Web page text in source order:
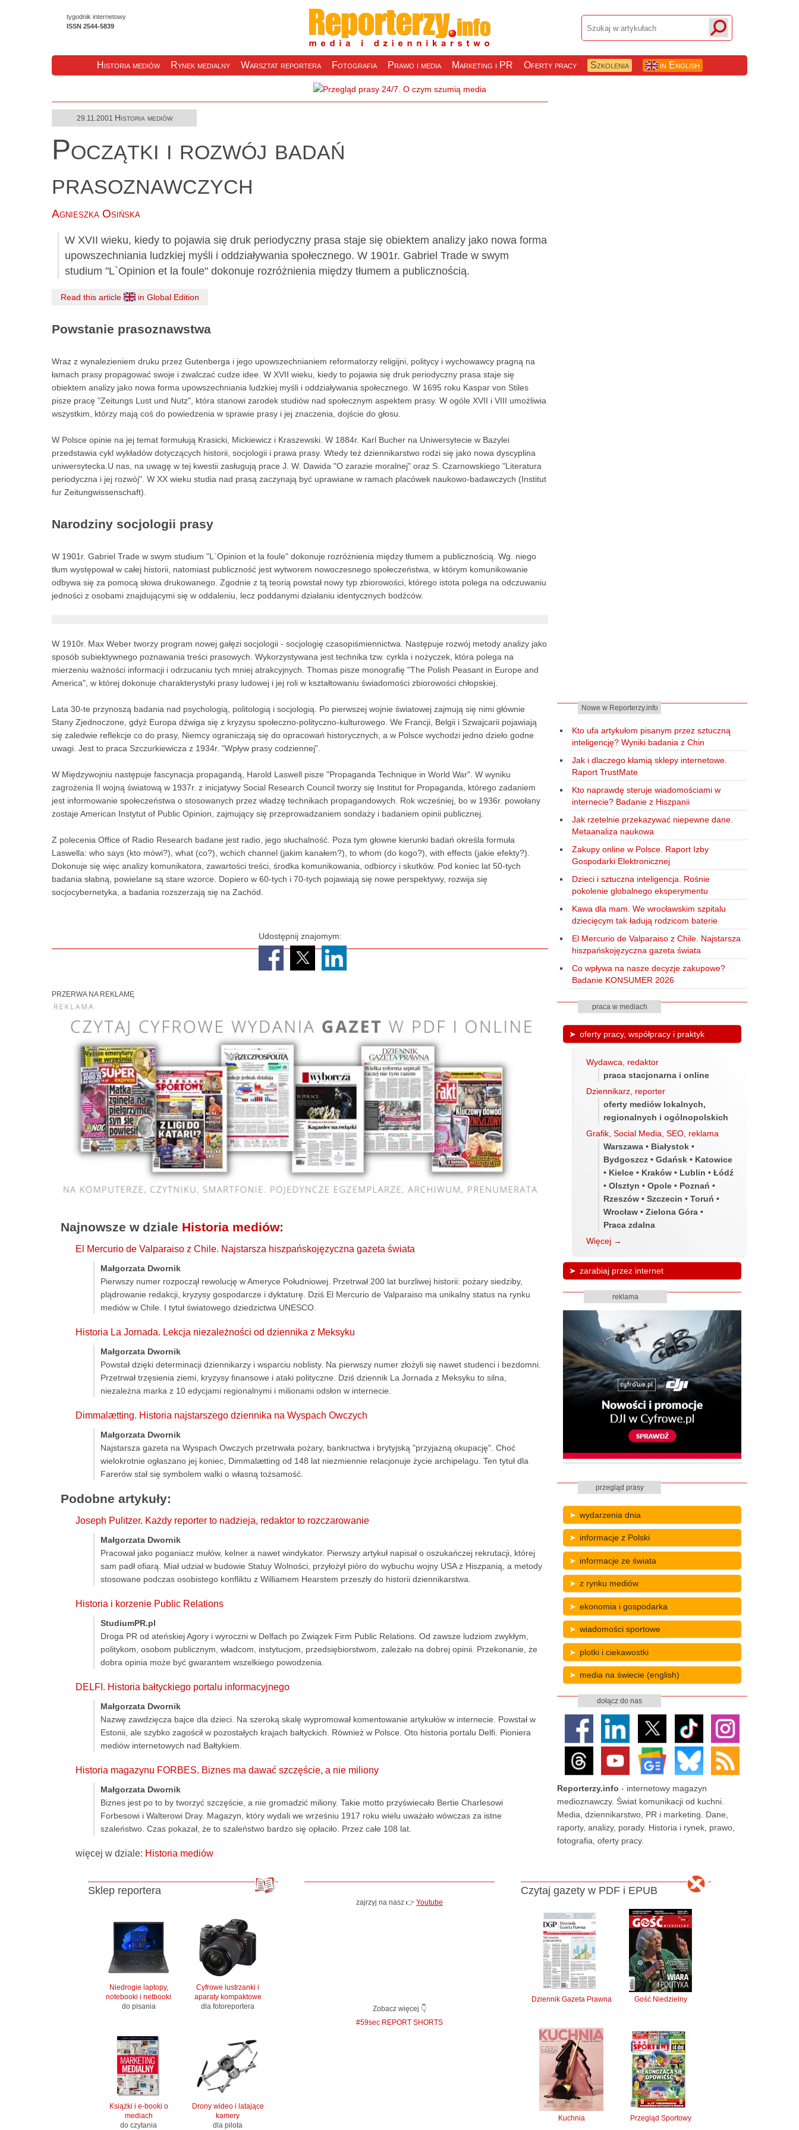
Historia mediów Rynek medialny Warsztat reportera Fotografia Prawo i media Marketing i PR Oferty pracy Szkolenia in English
tygodnik internetowy
ISSN 2544-5839
29.11.2001 Historia mediów
Początki i rozwój badań
prasoznawczych
Agnieszka Osińska
W XVII wieku, kiedy to pojawia się druk periodyczny prasa staje się obiektem analizy jako nowa forma
upowszechniania ludzkiej myśli i oddziaływania społecznego. W 1901r. Gabriel Trade w swym
studium "L`Opinion et la foule" dokonuje rozróżnienia między tłumem a publicznością.
Read this article in Global Edition
Powstanie prasoznawstwa
Wraz z wynalezieniem druku przez Gutenberga i jego upowszechnianiem reformatorzy religijni, politycy i wychowawcy pragną na
łamach prasy propagować swoje i zwalczać cudze idee. W XVII wieku, kiedy to pojawia się druk periodyczny prasa staje się
obiektem analizy jako nowa forma upowszechniania ludzkiej myśli i oddziaływania społecznego. W 1695 roku Kaspar von Stiles
pisze pracę "Zeitungs Lust und Nutz", która stanowi zarodek studiów nad społecznym aspektem prasy. W ogóle XVII i VIII umożliwia
wszystkim, którzy mają coś do powiedzenia w sprawie prasy i jej znaczenia, dojście do głosu.
W Polsce opinie na jej temat formułują Krasicki, Mickiewicz i Kraszewski. W 1884r. Karl Bucher na Uniwersytecie w Bazylei
przedstawia cykl wykładów dotyczących historii, socjologii i prawa prasy. Wtedy też dziennikarstwo rodzi się jako nowa dyscyplina
uniwersytecka.U nas, na uwagę w tej kwestii zasługują prace J. W. Dawida "O zarazie moralnej" oraz S. Czarnowskiego "Literatura
periodyczna i jej rozwój". W XX wieku studia nad prasą zaczynają być uprawiane w ramach placówek naukowo-badawczych (Institut
fur Zeitungwissenschaft).
Narodziny socjologii prasy
W 1901r. Gabriel Trade w swym studium "L`Opinion et la foule" dokonuje rozróżnienia między tłumem a publicznością. Wg. niego
tłum występował w całej historii, natomiast publiczność jest wytworem nowoczesnego społeczeństwa, w którym komunikowanie
odbywa się za pomocą słowa drukowanego. Zgodnie z tą teorią powstał nowy typ zbiorowości, którego istota polega na odczuwaniu
jedności z osobami znajdującymi się w oddaleniu, lecz poddanymi działaniu identycznych bodźców.
W 1910r. Max Weber tworzy program nowej gałęzi socjologii - socjologię czasopiśmiennictwa. Następuje rozwój metody analizy jako
sposób subiektywnego poznawania treści prasowych. Wykorzystywana jest technika tzw. cyrkla i nożyczek, która polega na
mierzeniu ważności informacji i odrzucaniu tych mniej atrakcyjnych. Thomas pisze monografię "The Polish Peasant in Europe and
America", w której dokonuje charakterystyki prasy ludowej i jej roli w kształtowaniu świadomości zbiorowości chłopskiej.
Lata 30-te przynoszą badania nad psychologią, politologią i socjologią. Po pierwszej wojnie światowej zajmują się nimi głównie
Stany Zjednoczone, gdyż Europa dźwiga się z kryzysu społeczno-polityczno-kulturowego. We Francji, Belgii i Szwajcarii pojawiają
się zaledwie reflekcje co do prasy, Niemcy ograniczają się do opracowań historycznych, a w Polsce wychodzi jedno dzieło godne
uwagi. Jest to praca Szczurkiewicza z 1934r. "Wpływ prasy codziennej".
W Międzywojniu następuje fascynacja propagandą, Harold Laswell pisze "Propaganda Technique in World War". W wyniku
zagrożenia II wojną światową w 1937r. z inicjatywy Social Research Council tworzy się Institut for Propaganda, którego zadaniem
jest informowanie społeczeństwa o stosowanych przez władzę technikach propagandowych. Rok wcześniej, bo w 1936r. powołany
zostaje American Instytut of Public Opinion, zajmujący się przeprowadzaniem sondaży i badaniem opinii publicznej.
Z polecenia Office of Radio Research badane jest radio, jego słuchalność. Poza tym głowne kierunki badań określa formuła
Laswella: who says (kto mówi?), what (co?), wchich channel (jakim kanałem?), to whom (do kogo?), with effects (jakie efekty?).
Dokonuje się więc analizy komunikatora, zawartości treści, środka komunikowania, odbiorcy i skutków. Pod koniec lat 50-tych
badania słabną, powielane są stare wzorce. Dopiero w 60-tych i 70-tych pojawiają się nowe perspektywy, rozwija się
socjocybernetyka, a badania rozszerzają się na Zachód.
Udostępnij znajomym:
PRZERWA NA REKLAMĘ
Najnowsze w dziale Historia mediów:
El Mercurio de Valparaiso z Chile. Najstarsza hiszpańskojęzyczna gazeta świata
Małgorzata Dwornik
Pierwszy numer rozpoczął rewolucję w Ameryce Południowej. Przetrwał 200 lat burzliwej historii: pożary siedziby,
plądrowanie redakcji, kryzysy gospodarcze i dyktaturę. Dziś El Mercurio de Valparaiso ma unikalny status na rynku
mediów w Chile. I tytuł światowego dziedzictwa UNESCO.
Historia La Jornada. Lekcja niezależności od dziennika z Meksyku
Małgorzata Dwornik
Powstał dzięki determinacji dziennikarzy i wsparciu noblisty. Na pierwszy numer złożyli się nawet studenci i bezdomni.
Przetrwał trzęsienia ziemi, kryzysy finansowe i ataki polityczne. Dziś dziennik La Jornada z Meksyku to silna,
niezależna marka z 10 edycjami regionalnymi i milionami odsłon w internecie.
Dimmalætting. Historia najstarszego dziennika na Wyspach Owczych
Małgorzata Dwornik
Najstarsza gazeta na Wyspach Owczych przetrwała pożary, bankructwa i brytyjską "przyjazną okupację". Choć
wielokrotnie ogłaszano jej koniec, Dimmalætting od 148 lat niezmiennie relacjonuje życie archipelagu. Ten tytuł dla
Farerów stał się symbolem walki o własną tożsamość.
Podobne artykuły:
Joseph Pulitzer. Każdy reporter to nadzieja, redaktor to rozczarowanie
Małgorzata Dwornik
Pracował jako poganiacz mułów, kelner a nawet windykator. Pierwszy artykuł napisał o oszukańczej rekrutacji, której
sam padł ofiarą. Miał udział w budowie Statuy Wolności, przyłożył pióro do wybuchu wojny USA z Hiszpanią, a metody
stosowane podczas osobistego konfliktu z Williamem Hearstem przeszły do historii dziennikarstwa.
Historia i korzenie Public Relations
StudiumPR.pl
Droga PR od ateńskiej Agory i wyroczni w Delfach po Związek Firm Public Relations. Od zawsze ludziom zwykłym,
politykom, osobom publicznym, władcom, instytucjom, przedsiębiorstwom, zależało na dobrej opinii. Przekonanie, że
dobra opinia może być gwarantem wszelkiego powodzenia.
DELFI. Historia bałtyckiego portalu informacyjnego
Małgorzata Dwornik
Nazwę zawdzięcza bajce dla dzieci. Na szeroką skalę wypromował komentowanie artykułów w internecie. Powstał w
Estonii, ale szybko zagościł w pozostałych krajach bałtyckich. Również w Polsce. Oto historia portalu Delfi. Pioniera
mediów internetowych nad Bałtykiem.
Historia magazynu FORBES. Biznes ma dawać szczęście, a nie miliony
Małgorzata Dwornik
Biznes jest po to by tworzyć szczęście, a nie gromadzić miliony. Takie motto przyświecało Bertie Charlesowi
Forbesowi i Walterowi Dray. Magazyn, który wydali we wrześniu 1917 roku wielu uważało wówczas za istne
szaleństwo. Czas pokazał, że to szaleństwo bardzo się opłaciło. Przez całe 108 lat.
więcej w dziale: Historia mediów
Nowe w Reporterzy.info
Kto ufa artykułom pisanym przez sztuczną
inteligencję? Wyniki badania z Chin
Jak i dlaczego kłamią sklepy internetowe.
Raport TrustMate
Kto naprawdę steruje wiadomościami w
internecie? Badanie z Hiszpanii
Jak rzetelnie przekazywać niepewne dane.
Metaanaliza naukowa
Zakupy online w Polsce. Raport Izby
Gospodarki Elektronicznej
Dzieci i sztuczna inteligencja. Rośnie
pokolenie globalnego eksperymentu
Kawa dla mam. We wrocławskim szpitalu
dziecięcym tak ładują rodzicom baterie
El Mercurio de Valparaiso z Chile. Najstarsza
hiszpańskojęzyczna gazeta świata
Co wpływa na nasze decyzje zakupowe?
Badanie KONSUMER 2026
praca w mediach
oferty pracy, współpracy i praktyk
Wydawca, redaktor
praca stacjonarna i online
Dziennikarz, reporter
oferty mediów lokalnych,
regionalnych i ogólnopolskich
Grafik, Social Media, SEO, reklama
Warszawa • Białystok •
Bydgoszcz • Gdańsk • Katowice
• Kielce • Kraków • Lublin • Łódź
• Olsztyn • Opole • Poznań •
Rzeszów • Szczecin • Toruń •
Wrocław • Zielona Góra •
Praca zdalna
Więcej →
zarabiaj przez internet
reklama
przegląd prasy
wydarzenia dnia
informacje z Polski
informacje ze świata
z rynku mediów
ekonomia i gospodarka
wiadomości sportowe
plotki i ciekawostki
media na świecie (english)
dołącz do nas
Reporterzy.info - internetowy magazyn
medioznawczy. Świat komunikacji od kuchni.
Media, dziennikarstwo, PR i marketing. Dane,
raporty, analizy, porady. Historia i rynek, prawo,
fotografia, oferty pracy.
Sklep reportera
Niedrogie laptopy,
notebooki i netbooki
do pisania
Cyfrowe lustrzanki i
aparaty kompaktowe
dla fotoreportera
Książki i e-booki o
mediach
do czytania
Drony wideo i latające
kamery
dla pilota
zajrzyj na nasz 👉 Youtube
Zobacz więcej 👇
#59sec REPORT SHORTS
Czytaj gazety w PDF i EPUB
Dziennik Gazeta Prawna Gość Niedzielny
Kuchnia Przegląd Sportowy